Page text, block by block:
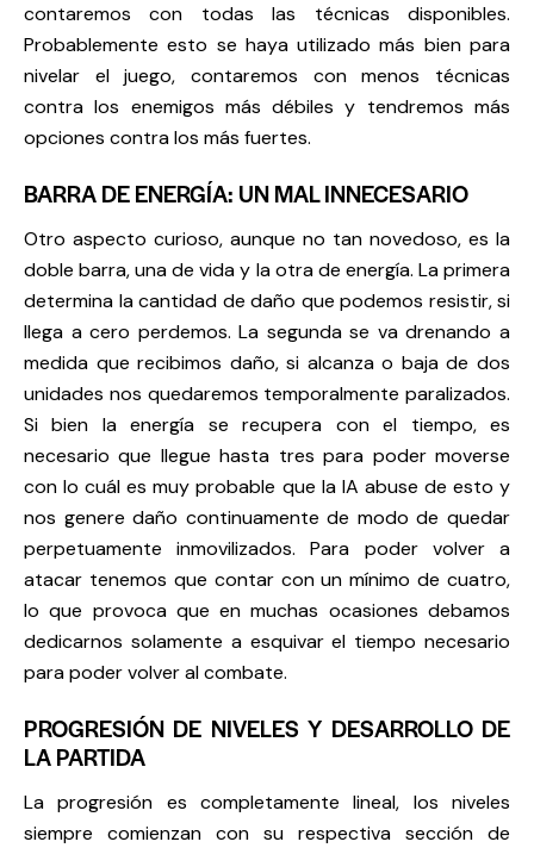
contaremos con todas las técnicas disponibles.
Probablemente esto se haya utilizado más bien para
nivelar el juego, contaremos con menos técnicas
contra los enemigos más débiles y tendremos más
opciones contra los más fuertes.
BARRA DE ENERGÍA: UN MAL INNECESARIO
Otro aspecto curioso, aunque no tan novedoso, es la
doble barra, una de vida y la otra de energía. La primera
determina la cantidad de daño que podemos resistir, si
llega a cero perdemos. La segunda se va drenando a
medida que recibimos daño, si alcanza o baja de dos
unidades nos quedaremos temporalmente paralizados.
Si bien la energía se recupera con el tiempo, es
necesario que llegue hasta tres para poder moverse
con lo cuál es muy probable que la IA abuse de esto y
nos genere daño continuamente de modo de quedar
perpetuamente inmovilizados. Para poder volver a
atacar tenemos que contar con un mínimo de cuatro,
lo que provoca que en muchas ocasiones debamos
dedicarnos solamente a esquivar el tiempo necesario
para poder volver al combate.
PROGRESIÓN DE NIVELES Y DESARROLLO DE
LA PARTIDA
La progresión es completamente lineal, los niveles
siempre comienzan con su respectiva sección de